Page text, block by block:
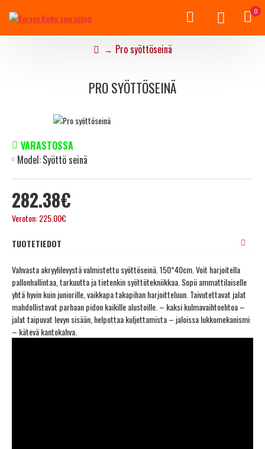
0
Pro syöttöseinä
PRO SYÖTTÖSEINÄ
282.38€
Veroton: 225.00€
VARASTOSSA
Model:Syöttö seinä
TUOTETIEDOT
Vahvasta akryylilevystä valmistettu syöttöseinä. 150*40cm. Voit harjoitella
pallonhallintaa, tarkuutta ja tietenkin syöttötekniikkaa. Sopii ammattilaiselle
yhtä hyvin kuin juniorille, vaikkapa takapihan harjoitteluun. Taivutettavat jalat
mahdollistavat parhaan pidon kaikille alustoille. – kaksi kulmavaihtoehtoa –
jalat taipuvat levyn sisään, helpottaa kuljettamista – jaloissa lukkomekanismi
– kätevä kantokahva.